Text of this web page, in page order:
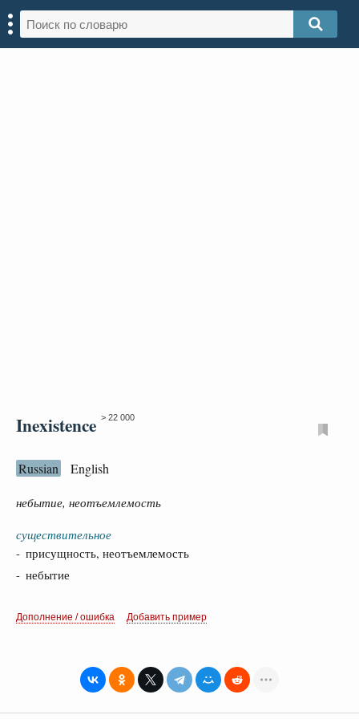
Inexistence > 22 000
Russian English
небытие, неотъемлемость
существительное
- присущность, неотъемлемость
- небытие
Дополнение / ошибка Добавить пример